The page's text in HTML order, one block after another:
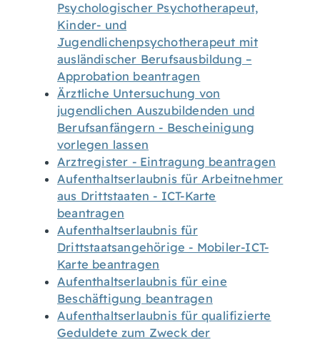
Psychologischer Psychotherapeut,
Kinder- und
Jugendlichenpsychotherapeut mit
ausländischer Berufsausbildung –
Approbation beantragen
Ärztliche Untersuchung von
jugendlichen Auszubildenden und
Berufsanfängern - Bescheinigung
vorlegen lassen
Arztregister - Eintragung beantragen
Aufenthaltserlaubnis für Arbeitnehmer
aus Drittstaaten - ICT-Karte
beantragen
Aufenthaltserlaubnis für
Drittstaatsangehörige - Mobiler-ICT-
Karte beantragen
Aufenthaltserlaubnis für eine
Beschäftigung beantragen
Aufenthaltserlaubnis für qualifizierte
Geduldete zum Zweck der